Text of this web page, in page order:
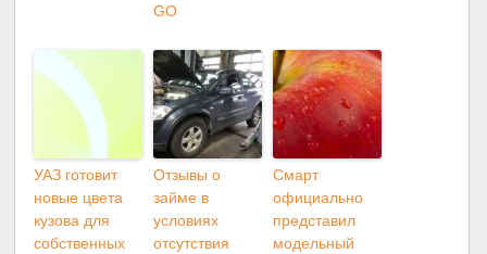
GO
УАЗ готовит
новые цвета
кузова для
собственных
Отзывы о
займе в
условиях
отсутствия
Смарт
официально
представил
модельный